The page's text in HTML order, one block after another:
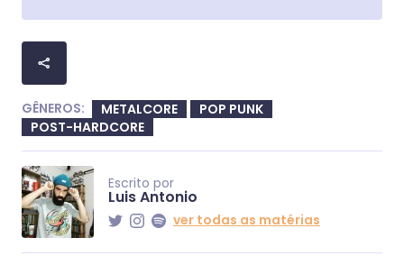
GÊNEROS: METALCORE
POP PUNK
POST-HARDCORE
Escrito por
Luis Antonio
ver todas as matérias